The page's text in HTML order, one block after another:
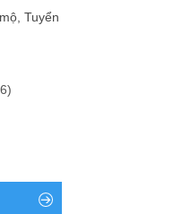
Tuyển